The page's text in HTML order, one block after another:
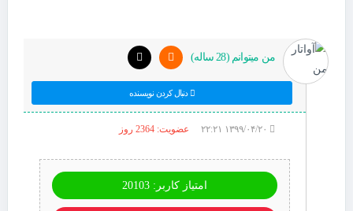
من میتوانم (28 ساله)
دنبال کردن نویسنده
عضویت: 2364 روز
امتیاز کاربر: 20103